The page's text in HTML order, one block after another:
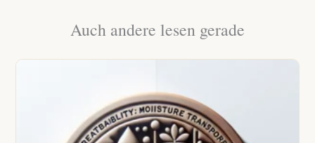
Auch andere lesen gerade